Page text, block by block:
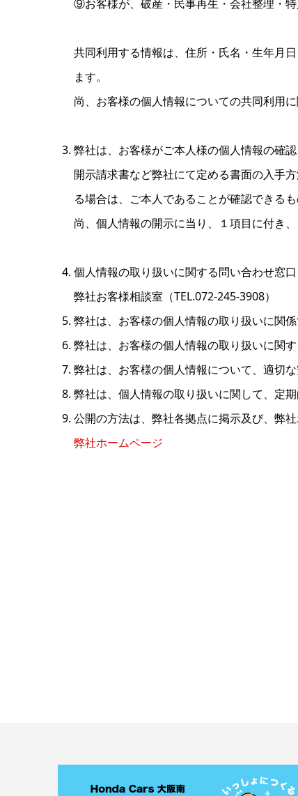
⑨お客様が、破産・民事再生・会社整理・
共同利用する情報は、住所・氏名・生年月
ます。
尚、お客様の個人情報についての共同利用
弊社は、お客様がご本人様の個人情報の確
開示請求書など弊社にて定める書面の入手
る場合は、ご本人であることが確認できる
尚、個人情報の開示に当り、１項目に付き
個人情報の取り扱いに関する問い合わせ窓口
弊社お客様相談室（TEL.072-245-3908）
弊社は、お客様の個人情報の取り扱いに関
弊社は、お客様の個人情報の取り扱いに関
弊社は、お客様の個人情報について、適切
弊社は、個人情報の取り扱いに関して、定
公開の方法は、弊社各拠点に掲示及び、弊
弊社ホームページ